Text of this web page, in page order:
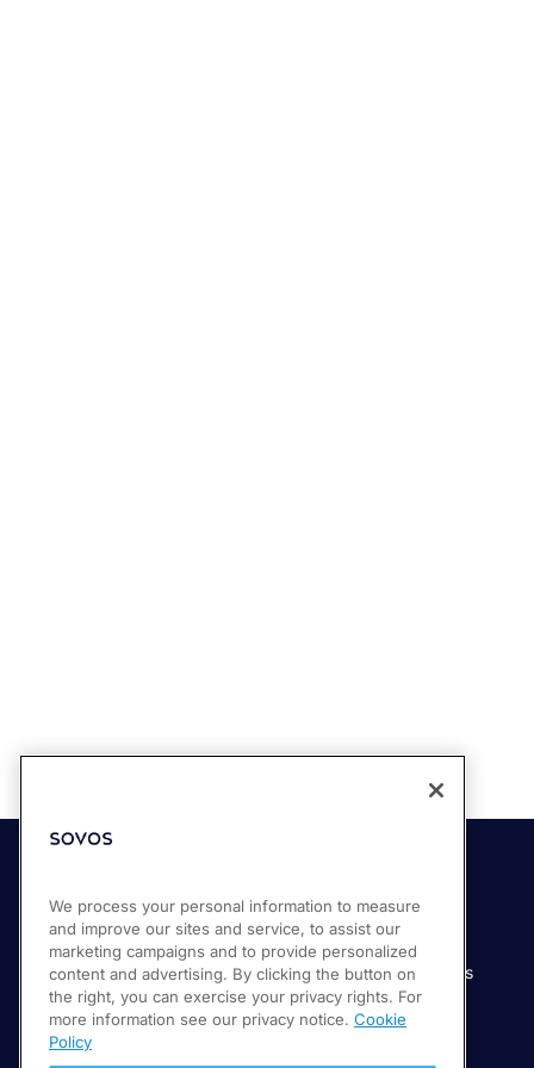
Soluciones
Compliance Cloud
Productos
Servicios
Industrias
Manufactura
Servicios financieros
Servicios digitales
We process your personal information to measure
and improve our sites and service, to assist our
marketing campaigns and to provide personalized
content and advertising. By clicking the button on
the right, you can exercise your privacy rights. For
more information see our privacy notice. Cookie
Policy